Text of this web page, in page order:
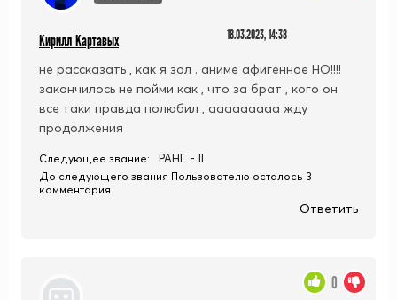
Кирилл Картавых 18.03.2023, 14:38
не рассказать , как я зол . аниме афигенное НО!!!!
закончилось не пойми как , что за брат , кого он
все таки правда полюбил , ааааааааа жду
продолжения
Следующее звание: РАНГ - II
До следующего звания Пользователю осталось 3
комментария
Ответить
0